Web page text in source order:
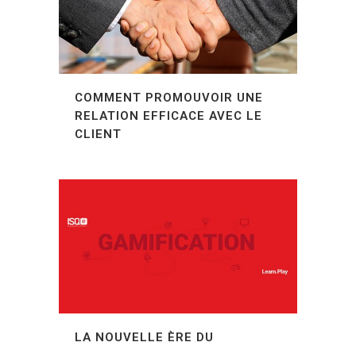
COMMENT PROMOUVOIR UNE
RELATION EFFICACE AVEC LE
CLIENT
LA NOUVELLE ÈRE DU